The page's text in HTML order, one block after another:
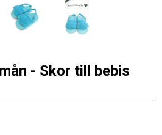
- Skor till bebis